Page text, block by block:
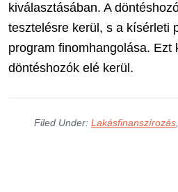
kiválasztásában. A
tesztelésre kerül, s a kísérleti
program finomhangolása.
döntéshozók elé kerül.
Filed Under: Lakásfinanszírozás